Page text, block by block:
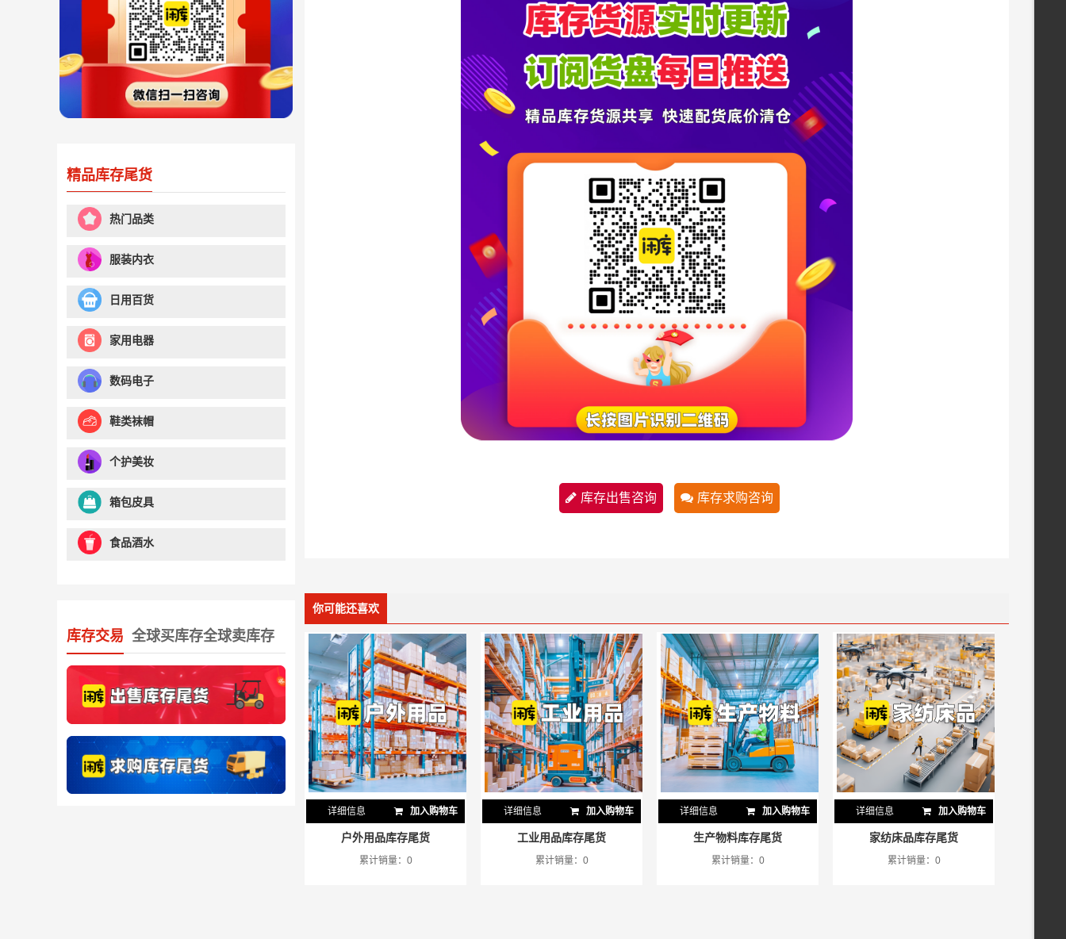
库存出售咨询 库存求购咨询
你可能还喜欢
详细信息 加入购物车
户外用品库存尾货
累计销量：0
详细信息 加入购物车
工业用品库存尾货
累计销量：0
详细信息 加入购物车
生产物料库存尾货
累计销量：0
详细信息 加入购物车
家纺床品库存尾货
累计销量：0
精品库存尾货
热门品类
服装内衣
日用百货
家用电器
数码电子
鞋类袜帽
个护美妆
箱包皮具
食品酒水
库存交易 全球买库存全球卖库存